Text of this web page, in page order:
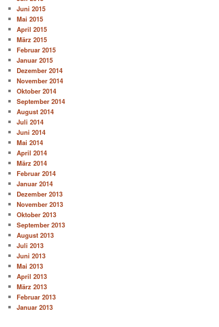
Juni 2015
Mai 2015
April 2015
März 2015
Februar 2015
Januar 2015
Dezember 2014
November 2014
Oktober 2014
September 2014
August 2014
Juli 2014
Juni 2014
Mai 2014
April 2014
März 2014
Februar 2014
Januar 2014
Dezember 2013
November 2013
Oktober 2013
September 2013
August 2013
Juli 2013
Juni 2013
Mai 2013
April 2013
März 2013
Februar 2013
Januar 2013